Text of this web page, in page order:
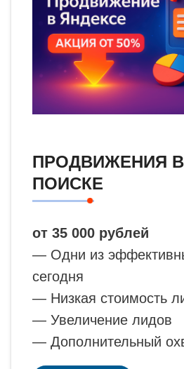
ПРОДВИЖЕНИЯ
ПОИСКЕ
от 35 000 рублей
— Одни из
сегодня
— Низкая стоимость
— Увеличение лидов
— Дополнительный